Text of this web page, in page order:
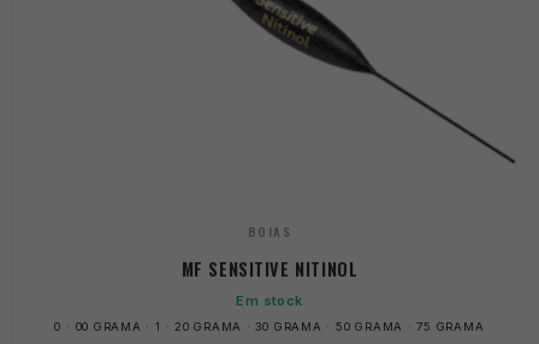
BOIAS
MF SENSITIVE NITINOL
Em stock
0 · 00 GRAMA · 1 · 20 GRAMA · 30 GRAMA · 50 GRAMA · 75 GRAMA